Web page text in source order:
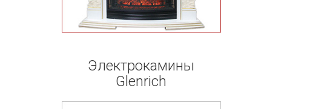
Электрокамины
Glenrich